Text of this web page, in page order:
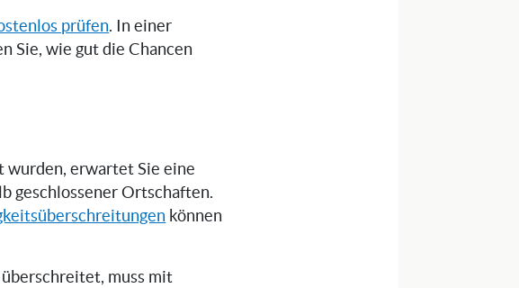
prüfen. In einer
Sie, wie gut die Chancen
wurden, erwartet Sie eine
geschlossener Ortschaften.
können
muss mit